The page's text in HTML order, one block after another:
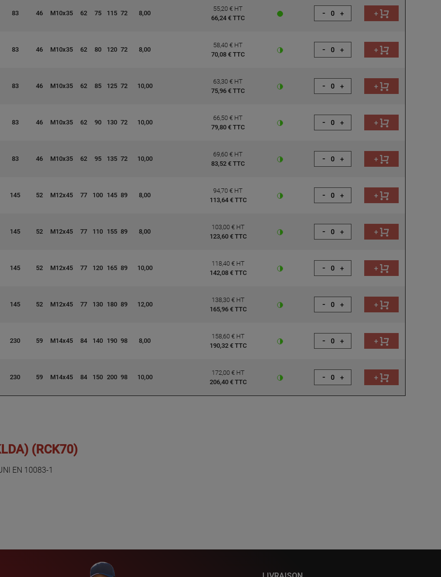
83 46 M10x35 62 75 115 72 8,00
55,20 € HT
66,24 € TTC
- + +
83 46 M10x35 62 80 120 72 8,00
58,40 € HT
70,08 € TTC
- + +
83 46 M10x35 62 85 125 72 10,00
63,30 € HT
75,96 € TTC
- + +
83 46 M10x35 62 90 130 72 10,00
66,50 € HT
79,80 € TTC
- + +
83 46 M10x35 62 95 135 72 10,00
69,60 € HT
83,52 € TTC
- + +
145 52 M12x45 77 100 145 89 8,00
94,70 € HT
113,64 € TTC
- + +
145 52 M12x45 77 110 155 89 8,00
103,00 € HT
123,60 € TTC
- + +
145 52 M12x45 77 120 165 89 10,00
118,40 € HT
142,08 € TTC
- + +
145 52 M12x45 77 130 180 89 12,00
138,30 € HT
165,96 € TTC
- + +
230 59 M14x45 84 140 190 98 8,00
158,60 € HT
190,32 € TTC
- + +
230 59 M14x45 84 150 200 98 10,00
172,00 € HT
206,40 € TTC
- + +
(RCK70)
EN 10083-1